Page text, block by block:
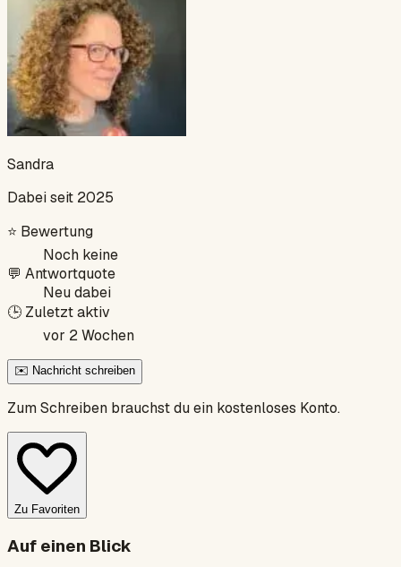
Sandra
Dabei seit 2025
⭐ Bewertung
Noch keine
💬 Antwortquote
Neu dabei
🕒 Zuletzt aktiv
vor 2 Wochen
✉️ Nachricht schreiben
Zum Schreiben brauchst du ein kostenloses Konto.
Zu Favoriten
Auf einen Blick